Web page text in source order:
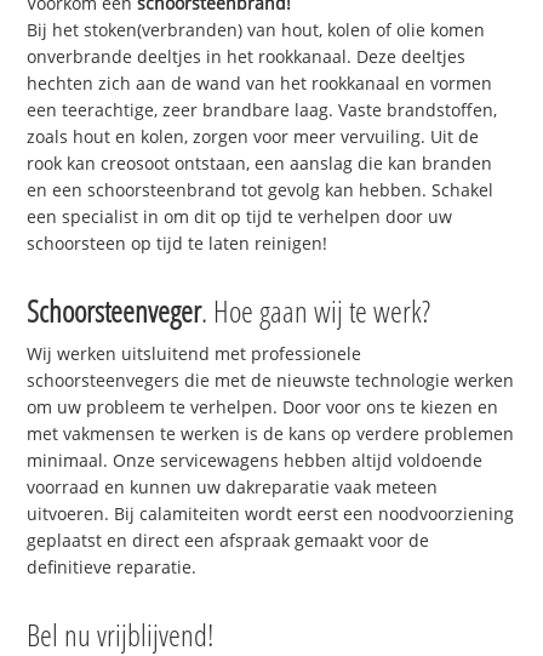
Bij het stoken(verbranden) van hout, kolen of olie komen
onverbrande deeltjes in het rookkanaal. Deze deeltjes
hechten zich aan de wand van het rookkanaal en vormen
een teerachtige, zeer brandbare laag. Vaste brandstoffen,
zoals hout en kolen, zorgen voor meer vervuiling. Uit de
rook kan creosoot ontstaan, een aanslag die kan branden
en een schoorsteenbrand tot gevolg kan hebben. Schakel
een specialist in om dit op tijd te verhelpen door uw
schoorsteen op tijd te laten reinigen!
Schoorsteenveger. Hoe gaan wij te werk?
Wij werken uitsluitend met professionele
schoorsteenvegers die met de nieuwste technologie werken
om uw probleem te verhelpen. Door voor ons te kiezen en
met vakmensen te werken is de kans op verdere problemen
minimaal. Onze servicewagens hebben altijd voldoende
voorraad en kunnen uw dakreparatie vaak meteen
uitvoeren. Bij calamiteiten wordt eerst een noodvoorziening
geplaatst en direct een afspraak gemaakt voor de
definitieve reparatie.
Bel nu vrijblijvend!